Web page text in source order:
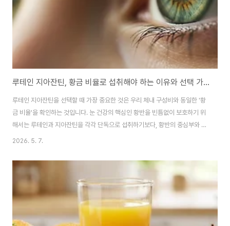
루테인 지아잔틴, 황금 비율로 섭취해야 하는 이유와 선택 가이드
루테인 지아잔틴을 선택할 때 가장 중요한 것은 우리 체내 구성비와 동일한 '황
금 비율'을 확인하는 것입니다. 눈 건강의 핵심인 황반을 빈틈없이 보호하기 위
해서는 루테인과 지아잔틴을 각각 단독으로 섭취하기보다, 황반의 중심부와 주
변부를 동시에 관리할 수 있도록 복합 섭취하는 것이 필수적입니다. 결론부터
선택하는 것이 시력 저하와 황반 변성을 예방하는 가장 효율적인 방법입니다.
1. 루테인과 지아잔틴, 왜 각각 따로 관리해야 할까? 우리 눈의 망막 중심부에
위치한 '황반'은 시력의 90% 이상을 담당하는 매우 중요한 기관입니다. 이 황
반은 크게 중심부와 주변부로 나뉘는데, 각각을 구성하는 핵심 색소가 다릅니
2026. 5. 7.